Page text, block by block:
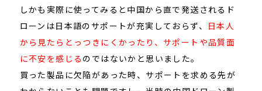
しかも実際に使ってみると中国から直で発送されるド
ローンは日本語のサポートが充実しておらず、 日本人
から見たらとっつきにくかったり、サポートや品質面
に不安を感じる のではないかと思いました。
買った製品に欠陥があった時、サポートを求める先が